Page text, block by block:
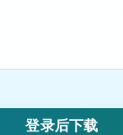
登录后下载